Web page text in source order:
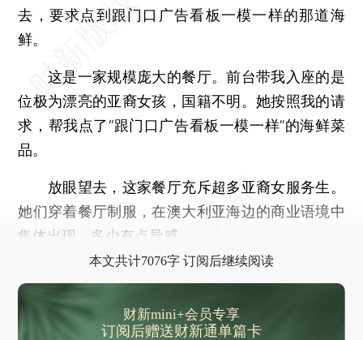
去，要求点到跟门口广告看板一模一样的那道海
鲜。
这是一家规模庞大的餐厅。前台带我入座的是
位极为漂亮的亚裔女孩，国籍不明。她按照我的请
求，帮我点了“跟门口广告看板一模一样”的海鲜菜
品。
放眼望去，这家餐厅充斥超多亚裔女服务生。
她们穿着餐厅制服，在澳大利亚海边的商业语境中
集体出现，多少有点异感。
本文共计7076字 订阅后继续阅读
财新mini+会员专享
订阅后赠送财新通单篇卡